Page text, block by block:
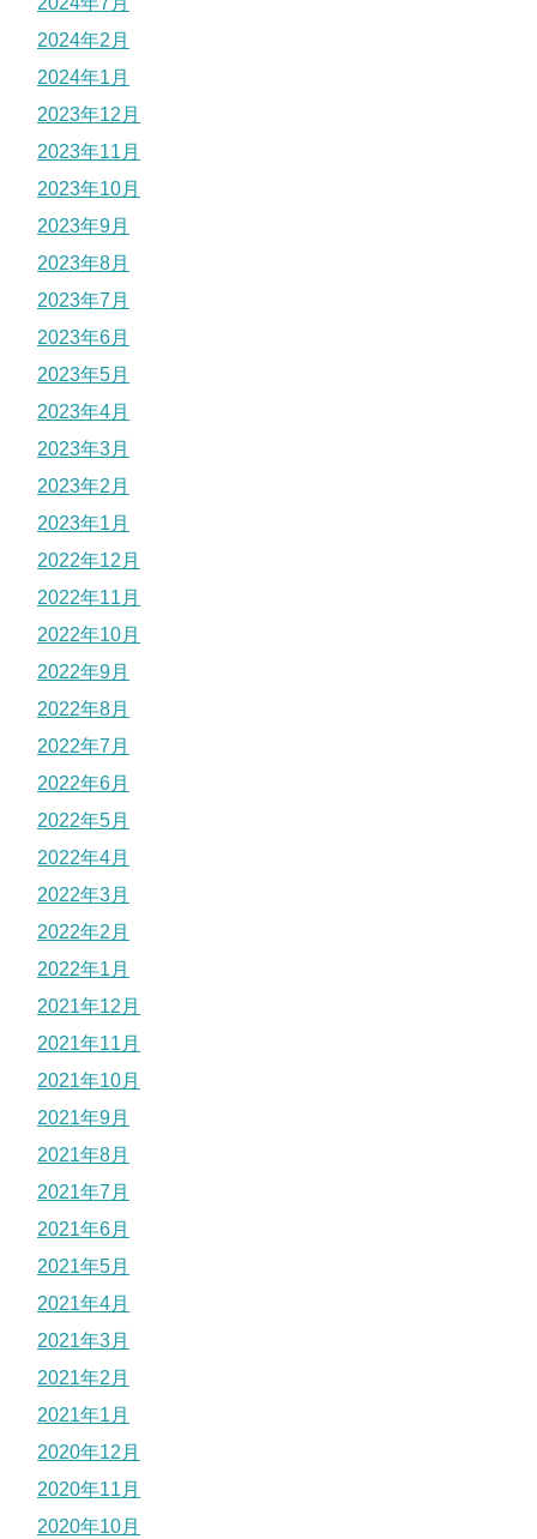
2024年2月
2024年1月
2023年12月
2023年11月
2023年10月
2023年9月
2023年8月
2023年7月
2023年6月
2023年5月
2023年4月
2023年3月
2023年2月
2023年1月
2022年12月
2022年11月
2022年10月
2022年9月
2022年8月
2022年7月
2022年6月
2022年5月
2022年4月
2022年3月
2022年2月
2022年1月
2021年12月
2021年11月
2021年10月
2021年9月
2021年8月
2021年7月
2021年6月
2021年5月
2021年4月
2021年3月
2021年2月
2021年1月
2020年12月
2020年11月
2020年10月